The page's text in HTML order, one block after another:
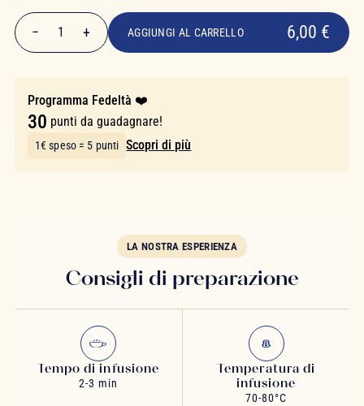
6,00 €
− 1 + AGGIUNGI AL CARRELLO 6,00 €
Programma Fedeltà ❤️
30 punti da guadagnare!
1€ speso = 5 punti Scopri di più
LA NOSTRA ESPERIENZA
Consigli di preparazione
Tempo di infusione
2-3 min
Temperatura di
infusione
70-80°C